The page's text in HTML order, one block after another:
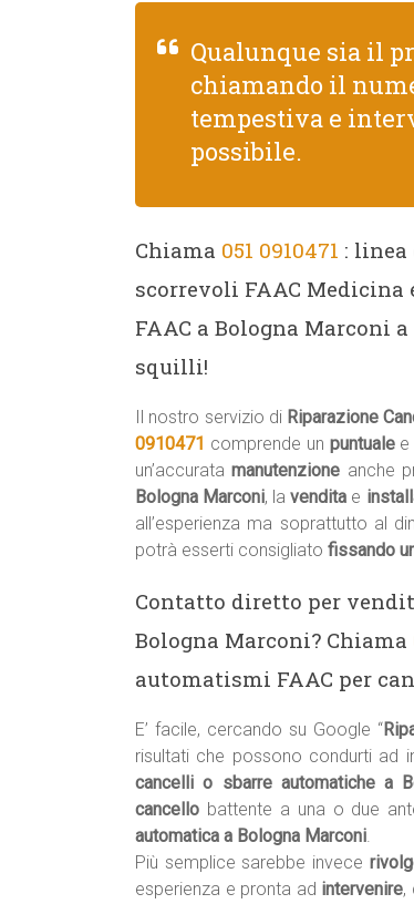
Qualunque sia il
chiamando il
tempestiva e
possibile.
Chiama 051 0910471 : linea
scorrevoli FAAC
FAAC a Bologna Marconi
squilli!
Il nostro servizio di Riparazione
0910471 comprende un puntualee
un’accuratamanutenzione anche
Bologna Marconi, lavendita e
all’esperienza ma soprattutto al
potrà esserti consigliato fissando
Contatto diretto per
Bologna Marconi? Chiama
automatismi FAAC per
E’ facile, cercando su Google “
risultati che possono condurti ad
cancelli o sbarre automatiche a
cancello battente a una o due
automatica a Bologna Marconi.
Più semplice sarebbe invece
esperienza e pronta ad intervenire,